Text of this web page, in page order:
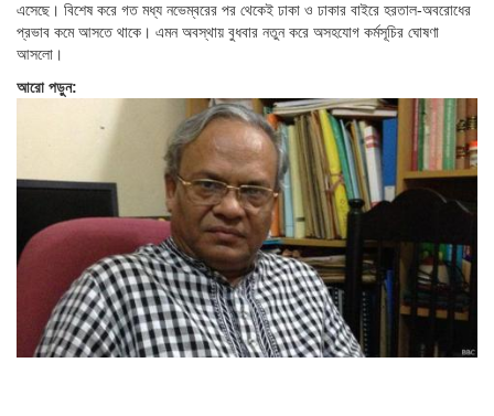
এসেছে। বিশেষ করে গত মধ্য নভেম্বরের পর থেকেই ঢাকা ও ঢাকার বাইরে হরতাল-অবরোধের
প্রভাব কমে আসতে থাকে। এমন অবস্থায় বুধবার নতুন করে অসহযোগ কর্মসূচির ঘোষণা
আসলো।
আরো পড়ুন: